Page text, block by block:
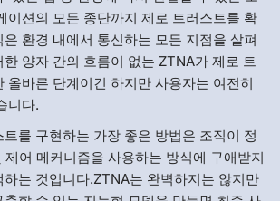
이션의 모든 종단까지 제로 트러스트를 확
환경 내에서 통신하는 모든 지점을 살펴
양자 간의 흐름이 없는 ZTNA가 제로 트
올바른 단계이긴 하지만 사용자는 여전히
니다.
를 구현하는 가장 좋은 방법은 조직이 정
제어 메커니즘을 사용하는 방식에 구애받지
는 것입니다.ZTNA는 완벽하지는 않지만